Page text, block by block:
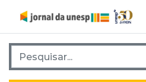
Pesquisar por: